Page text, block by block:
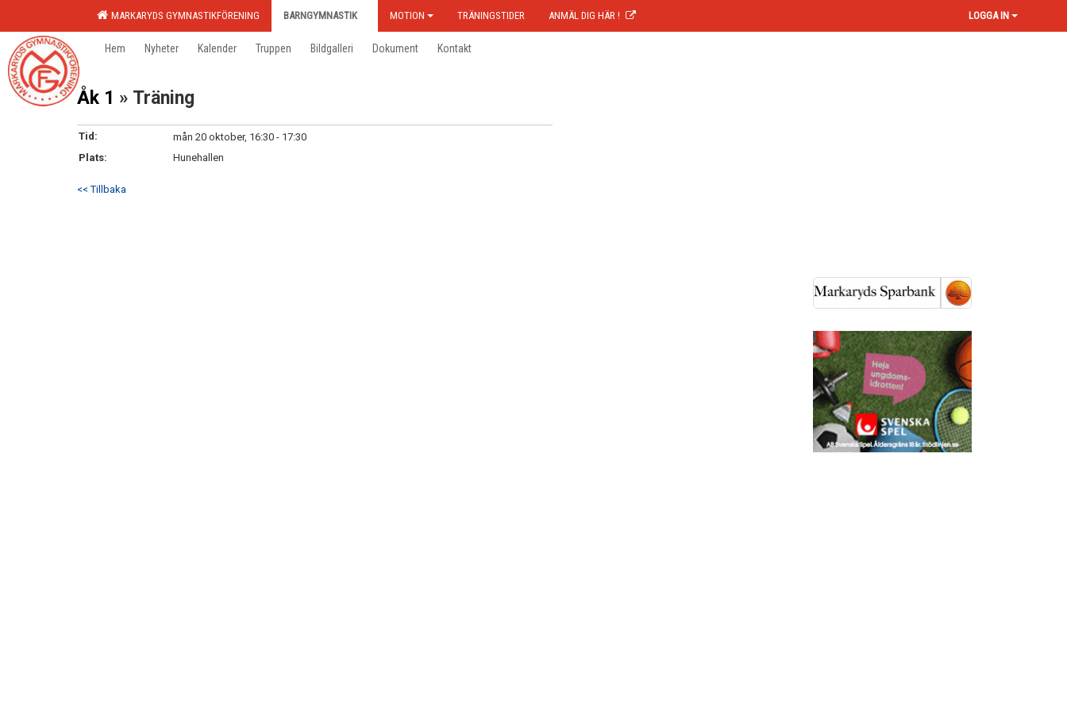
MARKARYDS GYMNASTIKFÖRENING BARNGYMNASTIK MOTION TRÄNINGSTIDER ANMÄL DIG HÄR ! LOGGA IN
Hem Nyheter Kalender Truppen Bildgalleri Dokument Kontakt
Åk 1 » Träning
Tid:
mån 20 oktober, 16:30 - 17:30
Plats:
Hunehallen
<< Tillbaka